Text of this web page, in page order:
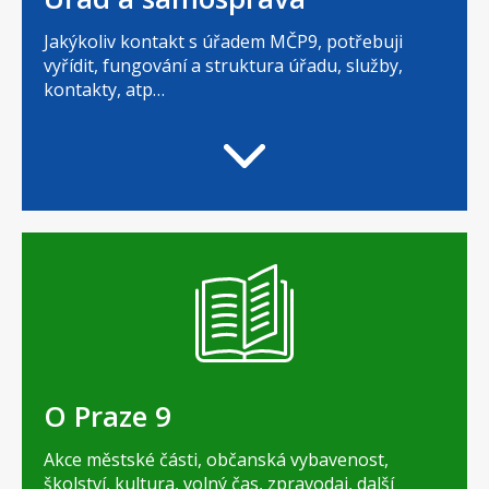
Jakýkoliv kontakt s úřadem MČP9, potřebuji
vyřídit, fungování a struktura úřadu, služby,
kontakty, atp…
O Praze 9
Akce městské části, občanská vybavenost,
školství, kultura, volný čas, zpravodaj, další